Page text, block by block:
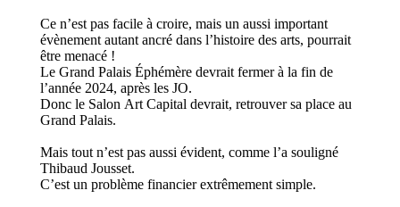
Ce n’est pas facile à croire, mais un aussi important
évènement autant ancré dans l’histoire des arts, pourrait
être menacé !
Le Grand Palais Éphémère devrait fermer à la fin de
l’année 2024, après les JO.
Donc le Salon Art Capital devrait, retrouver sa place au
Grand Palais.
Mais tout n’est pas aussi évident, comme l’a souligné
Thibaud Jousset.
C’est un problème financier extrêmement simple.